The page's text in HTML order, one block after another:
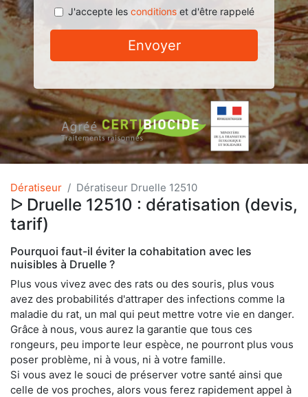
J'accepte les conditionset d'être rappelé
Envoyer
Dératiseur Dératiseur Druelle 12510
ᐅ Druelle 12510 : dératisation (devis,
tarif)
Pourquoi faut-il éviter la cohabitation avec les
nuisibles à Druelle ?
Plus vous vivez avec des rats ou des souris, plus vous
avez des probabilités d'attraper des infections comme la
maladie du rat, un mal qui peut mettre votre vie en danger.
Grâce à nous, vous aurez la garantie que tous ces
rongeurs, peu importe leur espèce, ne pourront plus vous
poser problème, ni à vous, ni à votre famille.
Si vous avez le souci de préserver votre santé ainsi que
celle de vos proches, alors vous ferez rapidement appel à